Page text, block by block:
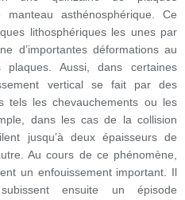
asthénosphérique. Ce
lithosphériques les unes par
d’importantes déformations au
Aussi, dans certaines
vertical se fait par des
tels les chevauchements ou les
dans les cas de la collision
jusqu’à deux épaisseurs de
Au cours de ce phénomène,
un enfouissement important. Il
ensuite un épisode